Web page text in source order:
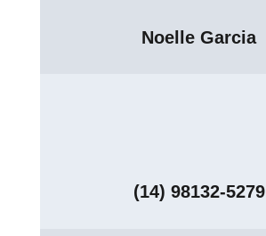
Noelle Garcia
(14) 98132-5279